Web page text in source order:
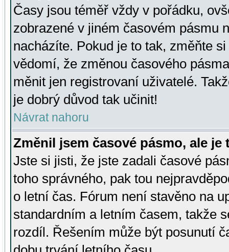
Časy jsou téměř vždy v pořádku,
zobrazené v jiném časovém pásmu
nacházíte. Pokud je to tak, změňte
vědomí, že změnou časového
měnit jen registrovaní uživatelé.
je dobrý důvod tak učinit!
Návrat nahoru
Změnil jsem časové pásmo, ale je
Jste si jisti, že jste zadali časové
toho správného, pak tou
o letní čas. Fórum není stavěno na
standardním a letním časem, takže
rozdíl. Řešením může být posunutí